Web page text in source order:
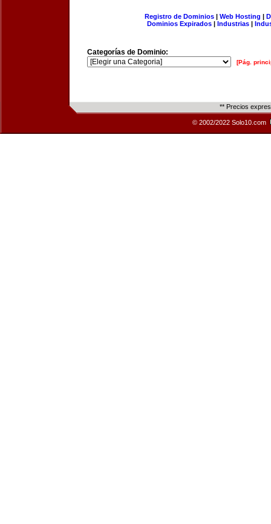
Registro de Dominios| Web Hosting |
Dominios Expirados | Industrias |
Categorías de Dominio:
[Pág.
** Precios
© 2002/2022 Solo10.com